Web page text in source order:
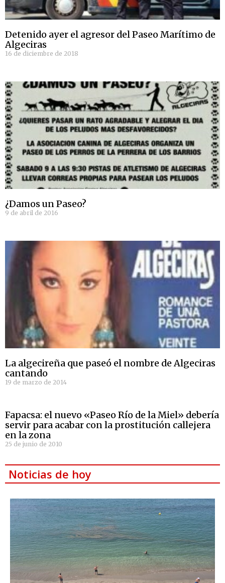
Detenido ayer el agresor del Paseo Marítimo de
Algeciras
16 de diciembre de 2018
¿Damos un Paseo?
9 de abril de 2016
La algecireña que paseó el nombre de Algeciras
cantando
19 de marzo de 2014
Fapacsa: el nuevo «Paseo Río de la Miel» debería
servir para acabar con la prostitución callejera
en la zona
25 de junio de 2010
Noticias de hoy